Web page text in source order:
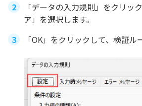
「データの入力規則」をクリッ
ア」を選択します。
「OK」をクリックして、検証ル